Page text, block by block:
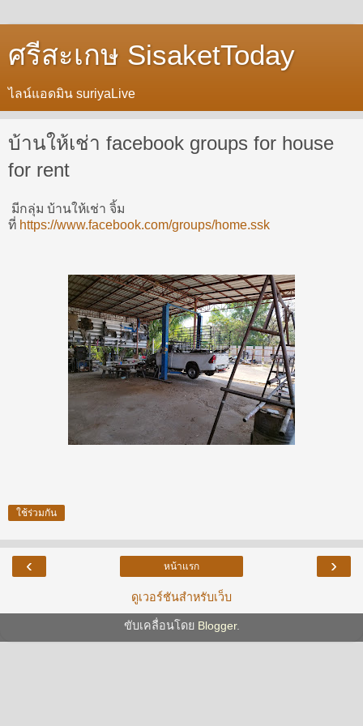
ศรีสะเกษ SisaketToday
ไลน์แอดมิน suriyaLive
บ้านให้เช่า facebook groups for house
for rent
มีกลุ่ม บ้านให้เช่า จิ้ม
ที่ https://www.facebook.com/groups/home.ssk
ใช้ร่วมกัน
‹ ›
หน้าแรก
ดูเวอร์ชันสำหรับเว็บ
ขับเคลื่อนโดย Blogger.